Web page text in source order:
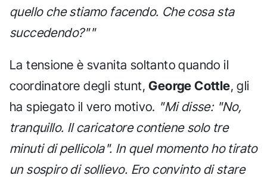
quello che stiamo facendo. Che cosa sta
succedendo?""
La tensione è svanita soltanto quando il
coordinatore degli stunt,George Cottle, gli
ha spiegato il vero motivo. "Mi disse: "No,
tranquillo. Il caricatore contiene solo tre
minuti di pellicola". In quel momento ho tirato
un sospiro di sollievo. Ero convinto di stare